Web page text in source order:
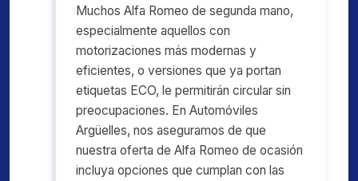
Muchos Alfa Romeo de segunda mano,
especialmente aquellos con
motorizaciones más modernas y
eficientes, o versiones que ya portan
etiquetas ECO, le permitirán circular sin
preocupaciones. En Automóviles
Argüelles, nos aseguramos de que
nuestra oferta de Alfa Romeo de ocasión
incluya opciones que cumplan con las